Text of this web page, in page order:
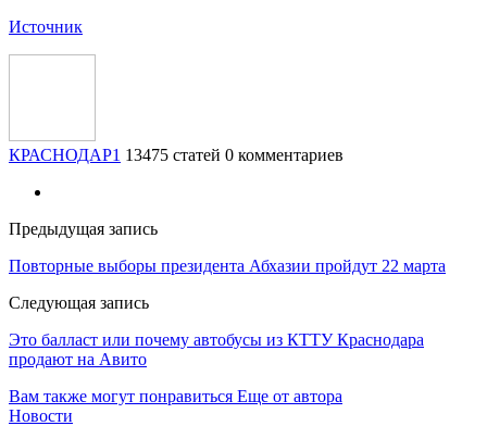
Источник
КРАСНОДАР1 13475 статей 0 комментариев
Предыдущая запись
Повторные выборы президента Абхазии пройдут 22 марта
Следующая запись
Это балласт или почему автобусы из КТТУ Краснодара
продают на Авито
Вам также могут понравиться Еще от автора
Новости